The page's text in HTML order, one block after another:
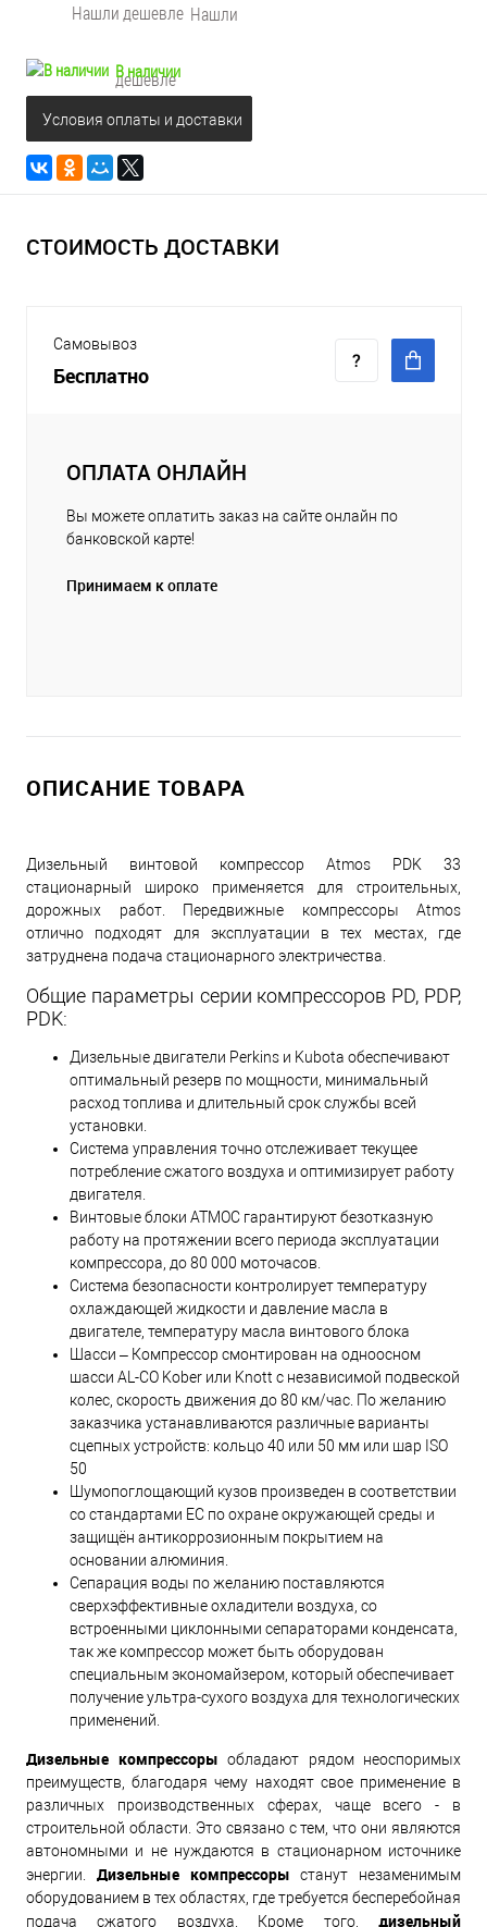
Нашли
дешевле
В наличии
Условия оплаты и доставки
СТОИМОСТЬ ДОСТАВКИ
Самовывоз
Бесплатно
ОПЛАТА ОНЛАЙН
Вы можете оплатить заказ на сайте онлайн по
банковской карте!
Принимаем к оплате
ОПИСАНИЕ ТОВАРА
Дизельный винтовой компрессор Atmos PDK 33
стационарный широко применяется для строительных,
дорожных работ. Передвижные компрессоры Atmos
отлично подходят для эксплуатации в тех местах, где
затруднена подача стационарного электричества.
Общие параметры серии компрессоров PD, PDP,
PDK:
Дизельные двигатели Perkins и Kubota обеспечивают
оптимальный резерв по мощности, минимальный
расход топлива и длительный срок службы всей
установки.
Cистема управления точно отслеживает текущее
потребление сжатого воздуха и оптимизирует работу
двигателя.
Винтовые блоки ATMOС гарантируют безотказную
работу на протяжении всего периода эксплуатации
компрессора, до 80 000 моточасов.
Система безопасности контролирует температуру
охлаждающей жидкости и давление масла в
двигателе, температуру масла винтового блока
Шасси – Компрессор смонтирован на одноосном
шасси AL-CO Kober или Knott с независимой подвеской
колес, скорость движения до 80 км/час. По желанию
заказчика устанавливаются различные варианты
сцепных устройств: кольцо 40 или 50 мм или шар ISO
50
Шумопоглощающий кузов произведен в соответствии
со стандартами ЕС по охране окружающей среды и
защищён антикоррозионным покрытием на
основании алюминия.
Сепарация воды по желанию поставляются
сверхэффективные охладители воздуха, со
встроенными циклонными сепараторами конденсата,
так же компрессор может быть оборудован
специальным экономайзером, который обеспечивает
получение ультра-сухого воздуха для технологических
применений.
Дизельные компрессоры обладают рядом неоспоримых
преимуществ, благодаря чему находят свое применение в
различных производственных сферах, чаще всего - в
строительной области. Это связано с тем, что они являются
автономными и не нуждаются в стационарном источнике
энергии. Дизельные компрессоры станут незаменимым
оборудованием в тех областях, где требуется бесперебойная
подача сжатого воздуха. Кроме того, дизельный